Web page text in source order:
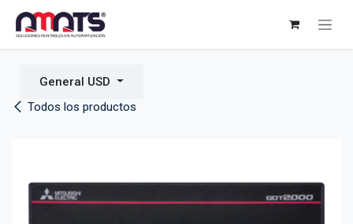
Todos los productos
General USD